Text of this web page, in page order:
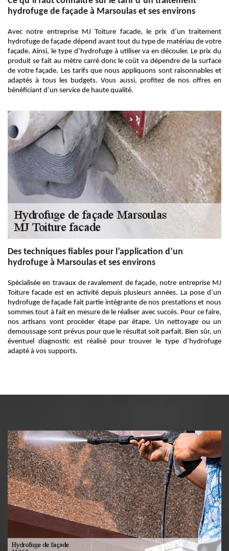
hydrofuge de façade à Marsoulas et ses environs
Avec notre entreprise MJ Toiture facade, le prix d’un traitement
hydrofuge de façade dépend avant tout du type de matériau de votre
façade. Ainsi, le type d’hydrofuge à utiliser va en découler. Le prix du
produit se fait au mètre carré donc le coût va dépendre de la surface
de votre façade. Les tarifs que nous appliquons sont raisonnables et
adaptés à tous les budgets. Vous aussi, profitez de nos offres en
bénéficiant d’un service de haute qualité.
Des techniques fiables pour l’application d’un
hydrofuge à Marsoulas et ses environs
Spécialisée en travaux de ravalement de façade, notre entreprise MJ
Toiture facade est en activité depuis plusieurs années. La pose d’un
hydrofuge de façade fait partie intégrante de nos prestations et nous
sommes tout à fait en mesure de le réaliser avec succès. Pour ce faire,
nos artisans vont procéder étape par étape. Un nettoyage ou un
demoussage sont prévus pour que le résultat soit parfait. Bien sûr, un
éventuel diagnostic est réalisé pour trouver le type d’hydrofuge
adapté à vos supports.